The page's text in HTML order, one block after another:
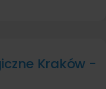
Kraków -